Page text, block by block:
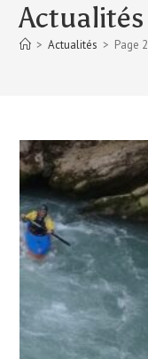
Actualités
> Actualités > Page 2